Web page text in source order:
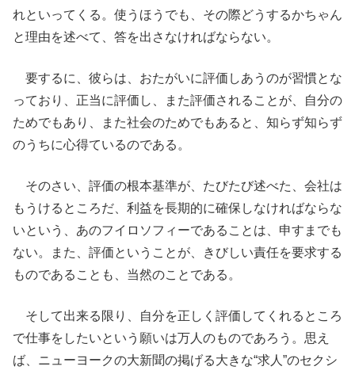
れといってくる。使うほうでも、その際どうするかちゃん
と理由を述べて、答を出さなければならない。
要するに、彼らは、おたがいに評価しあうのが習慣とな
っており、正当に評価し、また評価されることが、自分の
ためでもあり、また社会のためでもあると、知らず知らず
のうちに心得ているのである。
そのさい、評価の根本基準が、たびたび述べた、会社は
もうけるところだ、利益を長期的に確保しなければならな
いという、あのフイロソフィーであることは、申すまでも
ない。また、評価ということが、きびしい責任を要求する
ものであることも、当然のことである。
そして出来る限り、自分を正しく評価してくれるところ
で仕事をしたいという願いは万人のものであろう。思え
ば、ニューヨークの大新聞の掲げる大きな“求人”のセクシ